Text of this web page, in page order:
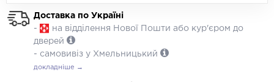
Доставка по Україні
-
на відділення Нової Пошти або кур'єром до
дверей
- самовивіз у Хмельницький
докладніше →